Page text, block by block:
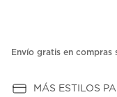
Envío gratis en compras
MÁS ESTILOS